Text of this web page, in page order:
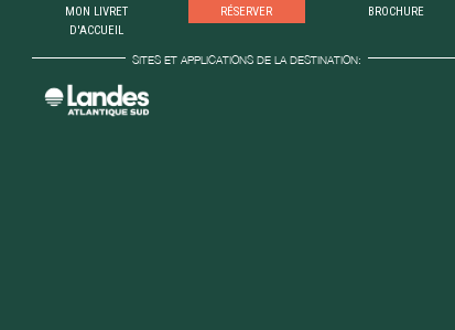
MON LIVRET
D'ACCUEIL
RÉSERVER BROCHURE
SITES ET APPLICATIONS DE LA DESTINATION: